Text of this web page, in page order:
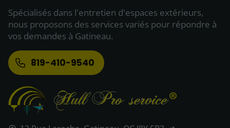
Spécialisés dans l'entretien d'espaces extérieurs,
nous proposons des services variés pour répondre à
vos demandes à Gatineau.
819-410-9540